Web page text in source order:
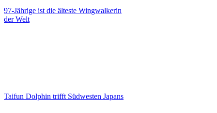
97-Jährige ist die älteste Wingwalkerin
der Welt
Taifun Dolphin trifft Südwesten Japans